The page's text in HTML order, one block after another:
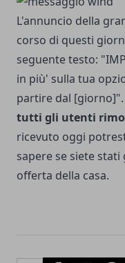
L'annuncio della
corso di questi
seguente testo:
in più' sulla tua
partire dal [giorno]".
tutti gli utenti
ricevuto oggi
sapere se siete
offerta della casa.